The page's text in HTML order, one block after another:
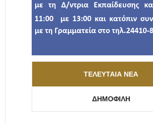
ΤΕΛΕΥΤΑΊΑ ΝΈΑ
ΔΗΜΟΦΙΛΉ